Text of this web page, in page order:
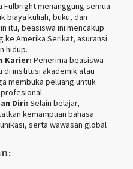
Fulbright menanggung semua
biaya kuliah, buku, dan
itu, beasiswa ini mencakup
Amerika Serikat, asuransi
hidup.
Karier: Penerima beasiswa
di institusi akademik atau
membuka peluang untuk
Diri: Selain belajar,
kemampuan bahasa
serta wawasan global